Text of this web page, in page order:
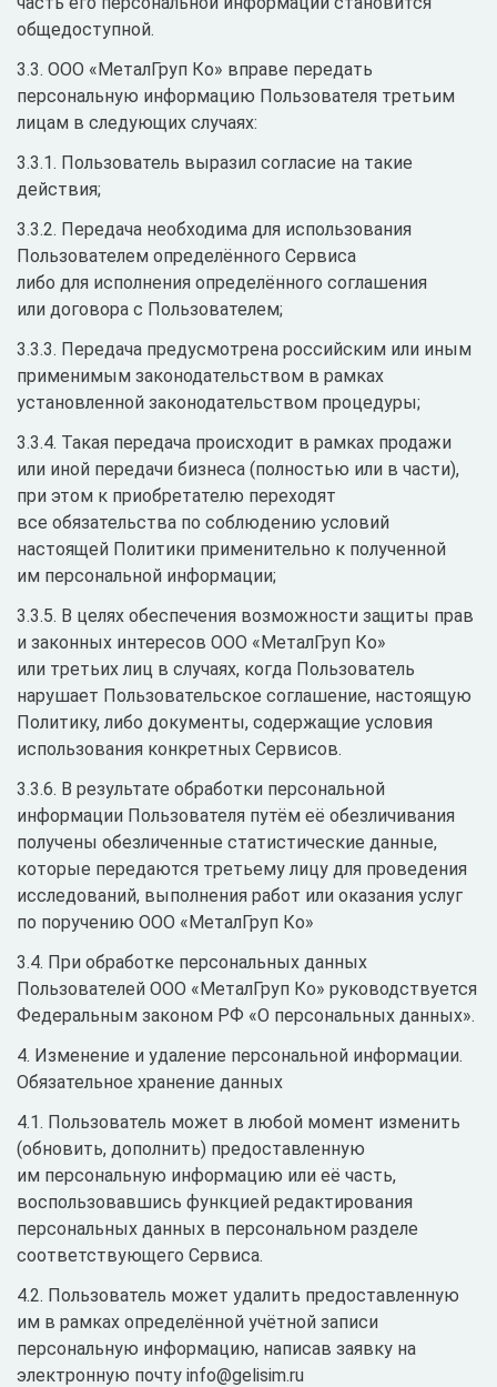
общедоступной.
3.3. ООО «МеталГруп Ко» вправе передать
персональную информацию Пользователя третьим
лицам в следующих случаях:
3.3.1. Пользователь выразил согласие на такие
действия;
3.3.2. Передача необходима для использования
Пользователем определённого Сервиса
либо для исполнения определённого соглашения
или договора с Пользователем;
3.3.3. Передача предусмотрена российским или иным
применимым законодательством в рамках
установленной законодательством процедуры;
3.3.4. Такая передача происходит в рамках продажи
или иной передачи бизнеса (полностью или в части),
при этом к приобретателю переходят
все обязательства по соблюдению условий
настоящей Политики применительно к полученной
им персональной информации;
3.3.5. В целях обеспечения возможности защиты прав
и законных интересов ООО «МеталГруп Ко»
или третьих лиц в случаях, когда Пользователь
нарушает Пользовательское соглашение, настоящую
Политику, либо документы, содержащие условия
использования конкретных Сервисов.
3.3.6. В результате обработки персональной
информации Пользователя путём её обезличивания
получены обезличенные статистические данные,
которые передаются третьему лицу для проведения
исследований, выполнения работ или оказания услуг
по поручению ООО «МеталГруп Ко»
3.4. При обработке персональных данных
Пользователей ООО «МеталГруп Ко» руководствуется
Федеральным законом РФ «О персональных данных».
4. Изменение и удаление персональной информации.
Обязательное хранение данных
4.1. Пользователь может в любой момент изменить
(обновить, дополнить) предоставленную
им персональную информацию или её часть,
воспользовавшись функцией редактирования
персональных данных в персональном разделе
соответствующего Сервиса.
4.2. Пользователь может удалить предоставленную
им в рамках определённой учётной записи
персональную информацию, написав заявку на
электронную почту info@gelisim.ru